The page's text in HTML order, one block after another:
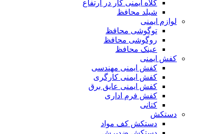
کلاه ایمنی کار در ارتفاع
شیلد محافظ
لوازم ایمنی
توگوشی محافظ
روگوشی محافظ
عینک محافظ
کفش ایمنی
کفش ایمنی مهندسی
کفش ایمنی کارگری
کفش ایمنی عایق برق
کفش فرم اداری
کتانی
دستکش
دستکش کف مواد